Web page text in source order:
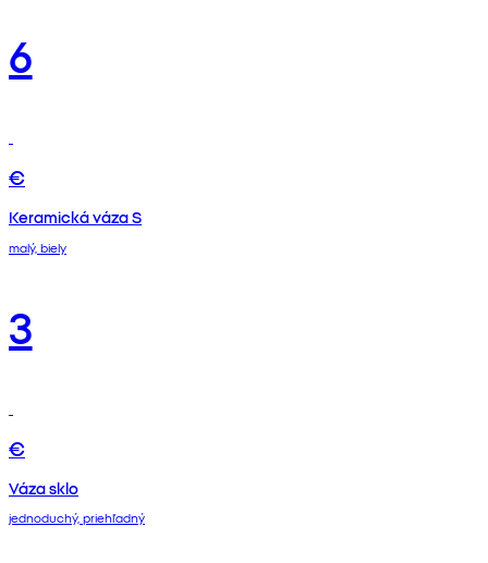
6
€
Keramická váza S
malý, biely
3
€
Váza sklo
jednoduchý, priehľadný